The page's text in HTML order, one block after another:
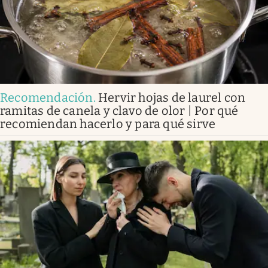
Recomendación. Hervir hojas de laurel con
ramitas de canela y clavo de olor | Por qué
recomiendan hacerlo y para qué sirve